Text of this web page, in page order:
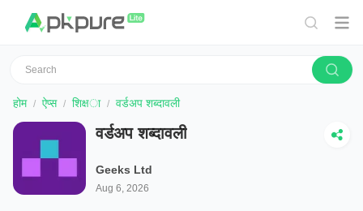
होम ऐप्स शिक्षा वर्डअप शब्दावली
वर्डअप शब्दावली
Geeks Ltd
Aug 6, 2026